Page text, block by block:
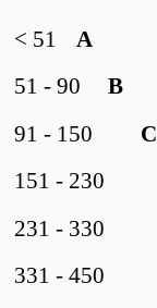
A
< 51
B
51 - 90
C
91 - 150
151 - 230
231 - 330
331 - 450